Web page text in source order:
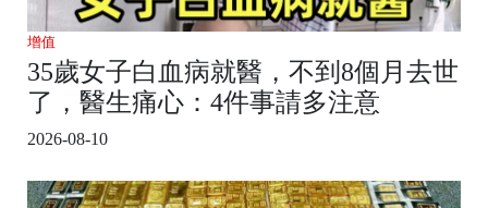
增值
35歲女子白血病就醫，不到8個月去世
了，醫生痛心：4件事請多注意
2026-08-10